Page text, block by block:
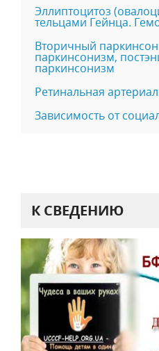
Эллиптоцитоз
тельцами Гейнца.
Вторичный
паркинсонизм,
паркинсонизм
Ретинальная
Зависимость от
К СВЕДЕНИЮ